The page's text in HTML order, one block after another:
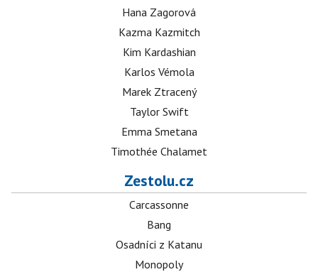
Hana Zagorová
Kazma Kazmitch
Kim Kardashian
Karlos Vémola
Marek Ztracený
Taylor Swift
Emma Smetana
Timothée Chalamet
Zestolu.cz
Carcassonne
Bang
Osadníci z Katanu
Monopoly